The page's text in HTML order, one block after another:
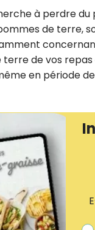
à perdre
de terre,
de vos
en période